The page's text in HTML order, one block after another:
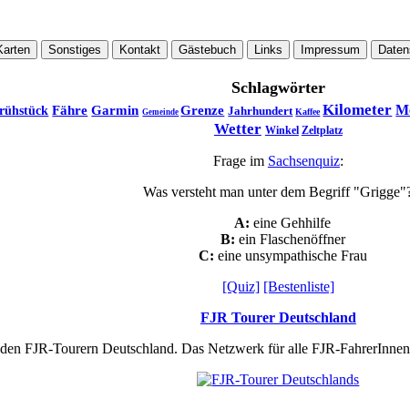
Sonstiges Kontakt Gästebuch Links Impressum
Schlagwörter
Fähre Garmin Gemeinde Grenze Jahrhundert Kaffee Kilometer
Wetter Winkel Zeltplatz
Frage im Sachsenquiz:
Was versteht man unter dem Begriff
A:eine Gehhilfe
B: ein Flaschenöffner
C: eine unsympathische Frau
[Quiz] [Bestenliste]
FJR Tourer Deutschland
FJR-Tourern Deutschland. Das Netzwerk für alle FJR-